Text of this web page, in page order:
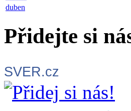
červenec
květen
duben
Přidejte si nás!
SVER.cz